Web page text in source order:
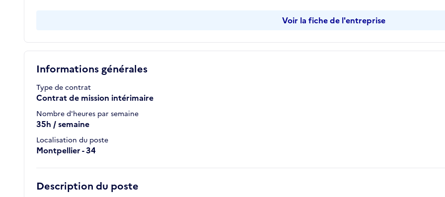
Informations générales
Type de contrat
Contrat de mission intérimaire
Nombre d'heures par semaine
35h / semaine
Localisation du poste
Montpellier - 34
Description du poste
Voir la fiche de l'entreprise